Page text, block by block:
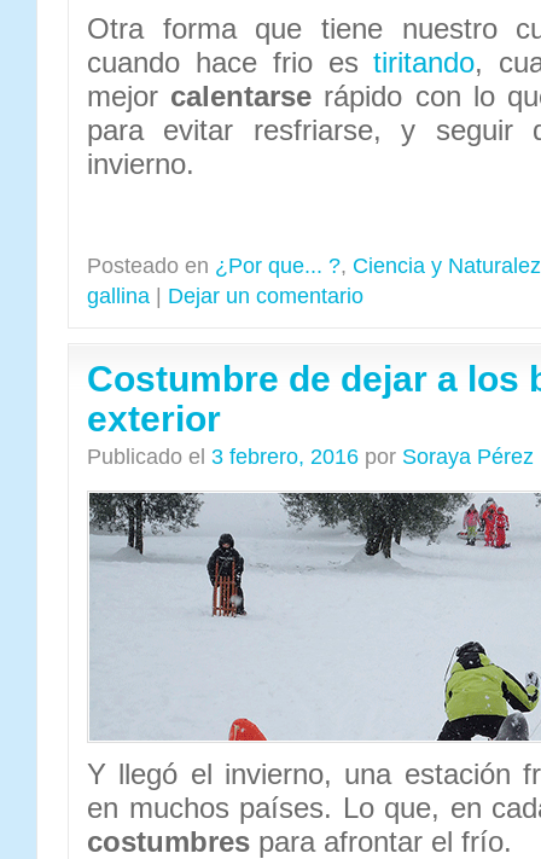
Otra forma que tiene nuestro
cuando hace frio estiritando,
mejor calentarse rápido con lo
para evitar resfriarse, y seguir
invierno.
Posteado en ¿Por que... ?, Ciencia y
gallina
Dejar un comentario
Costumbre de dejar a los
exterior
Publicado el 3 febrero, 2016 por Soraya Pérez
Y llegó el invierno, una estación
en muchos países. Lo que, en
costumbres para afrontar el frío.